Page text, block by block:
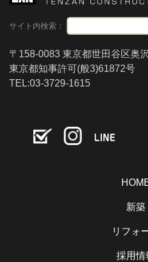
サイト内検索：
〒158-0083 東京都世田谷区奥
東京都知事許可(般3)61872号
TEL:03-3729-1615
新築
リフォ
採用情